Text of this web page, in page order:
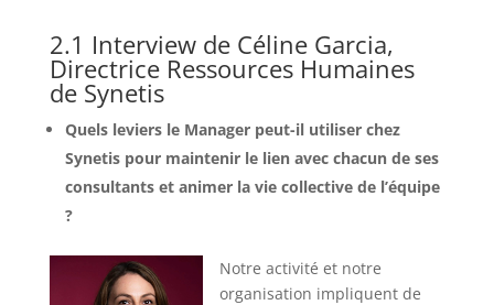
2.1 Interview de Céline Garcia,
Directrice Ressources Humaines
de Synetis
Quels leviers le Manager peut-il utiliser chez
Synetis pour maintenir le lien avec chacun de ses
consultants et animer la vie collective de l’équipe
?
Notre activité et notre
organisation impliquent de